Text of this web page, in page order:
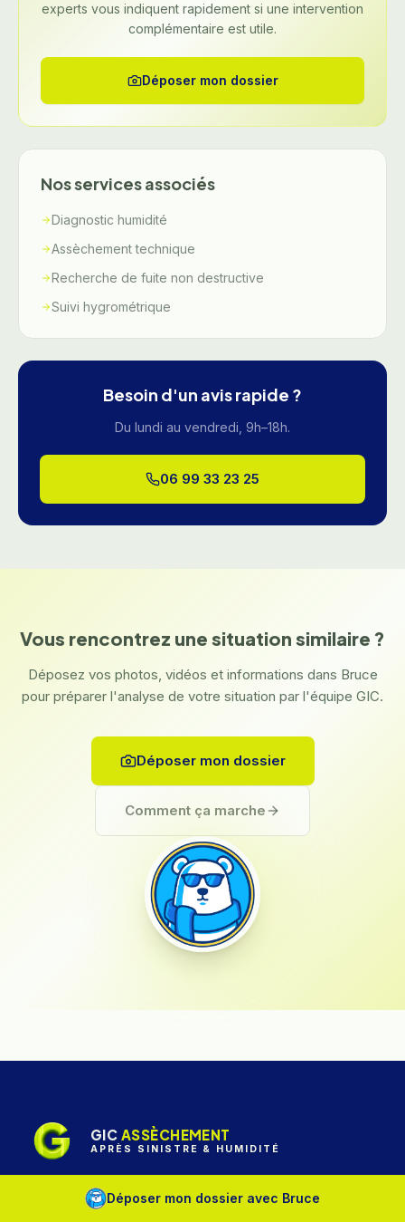
Déposer mon dossier avec Bruce
experts vous indiquent rapidement si une intervention
complémentaire est utile.
Déposer mon dossier
Nos services associés
Diagnostic humidité
Assèchement technique
Recherche de fuite non destructive
Suivi hygrométrique
Besoin d'un avis rapide ?
Du lundi au vendredi, 9h–18h.
06 99 33 23 25
Vous rencontrez une situation similaire ?
Déposez vos photos, vidéos et informations dans Bruce
pour préparer l'analyse de votre situation par l'équipe GIC.
Déposer mon dossier
Comment ça marche
GIC ASSÈCHEMENT
APRÈS SINISTRE & HUMIDITÉ
Île-de-France